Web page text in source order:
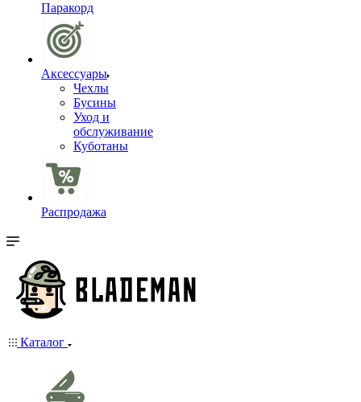
Паракорд
Аксессуары
Чехлы
Бусины
Уход и
обслуживание
Куботаны
Распродажа
Каталог